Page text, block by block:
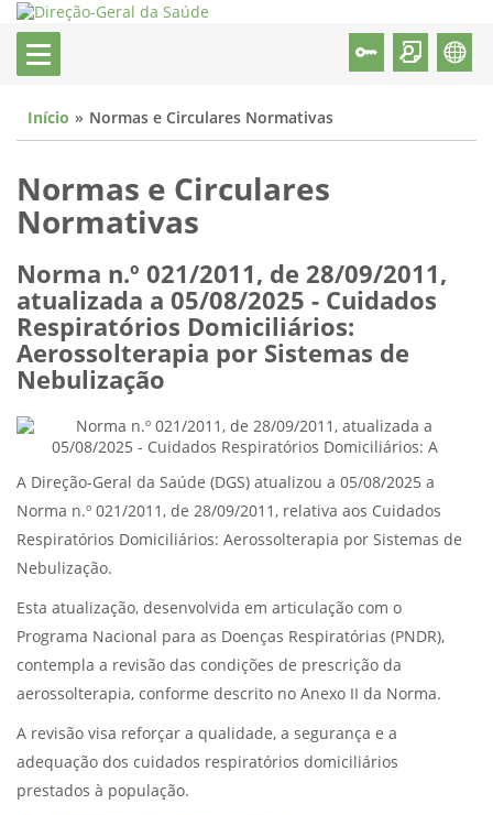
Início Normas e Circulares Normativas
Normas e Circulares
Normativas
Norma n.º 021/2011, de 28/09/2011,
atualizada a 05/08/2025 - Cuidados
Respiratórios Domiciliários:
Aerossolterapia por Sistemas de
Nebulização
A Direção-Geral da Saúde (DGS) atualizou a 05/08/2025 a
Norma n.º 021/2011, de 28/09/2011, relativa aos Cuidados
Respiratórios Domiciliários: Aerossolterapia por Sistemas de
Nebulização.
Esta atualização, desenvolvida em articulação com o
Programa Nacional para as Doenças Respiratórias (PNDR),
contempla a revisão das condições de prescrição da
aerossolterapia, conforme descrito no Anexo II da Norma.
A revisão visa reforçar a qualidade, a segurança e a
adequação dos cuidados respiratórios domiciliários
prestados à população.